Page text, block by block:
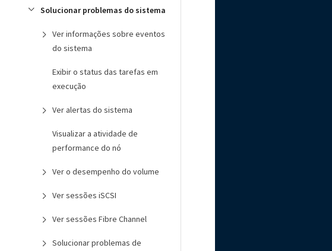
Solucionar problemas do sistema
Ver informações sobre eventos
do sistema
Exibir o status das tarefas em
execução
Ver alertas do sistema
Visualizar a atividade de
performance do nó
Ver o desempenho do volume
Ver sessões iSCSI
Ver sessões Fibre Channel
Solucionar problemas de